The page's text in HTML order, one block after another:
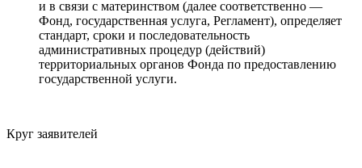
и в связи с материнством (далее соответственно —
Фонд, государственная услуга, Регламент), определяет
стандарт, сроки и последовательность
административных процедур (действий)
территориальных органов Фонда по предоставлению
государственной услуги.
Круг заявителей